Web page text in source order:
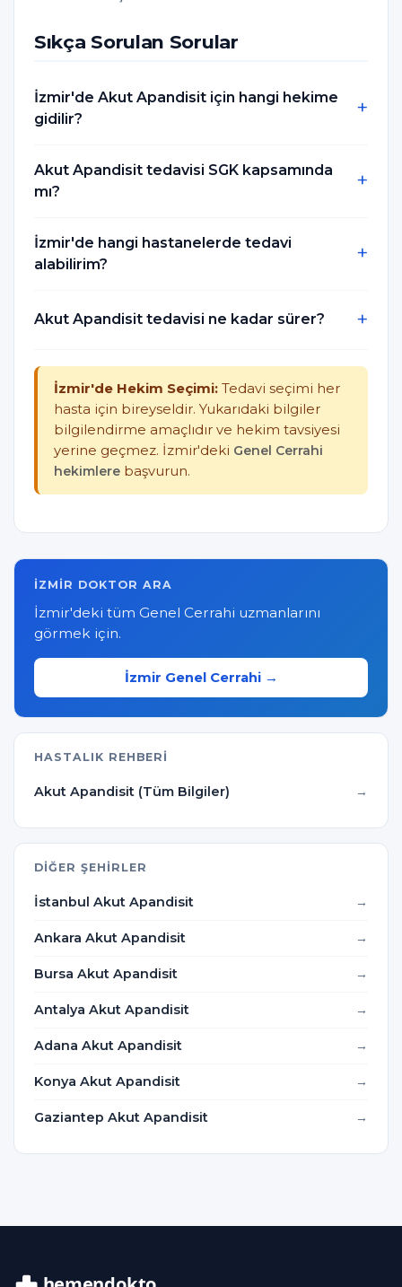
Sıkça Sorulan Sorular
İzmir'de Akut Apandisit için hangi hekime
gidilir?
Akut Apandisit tedavisi SGK kapsamında
mı?
İzmir'de hangi hastanelerde tedavi
alabilirim?
Akut Apandisit tedavisi ne kadar sürer?
İzmir'de Hekim Seçimi: Tedavi seçimi her
hasta için bireyseldir. Yukarıdaki bilgiler
bilgilendirme amaçlıdır ve hekim tavsiyesi
yerine geçmez. İzmir'deki Genel Cerrahi
hekimlere başvurun.
İZMIR DOKTOR ARA
İzmir'deki tüm Genel Cerrahi uzmanlarını
görmek için.
İzmir Genel Cerrahi →
HASTALIK REHBERI
Akut Apandisit (Tüm Bilgiler)
DIĞER ŞEHIRLER
İstanbul Akut Apandisit
Ankara Akut Apandisit
Bursa Akut Apandisit
Antalya Akut Apandisit
Adana Akut Apandisit
Konya Akut Apandisit
Gaziantep Akut Apandisit